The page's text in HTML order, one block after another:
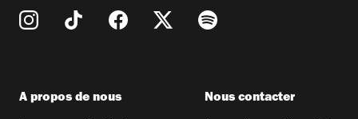
A propos de nous Nous contacter